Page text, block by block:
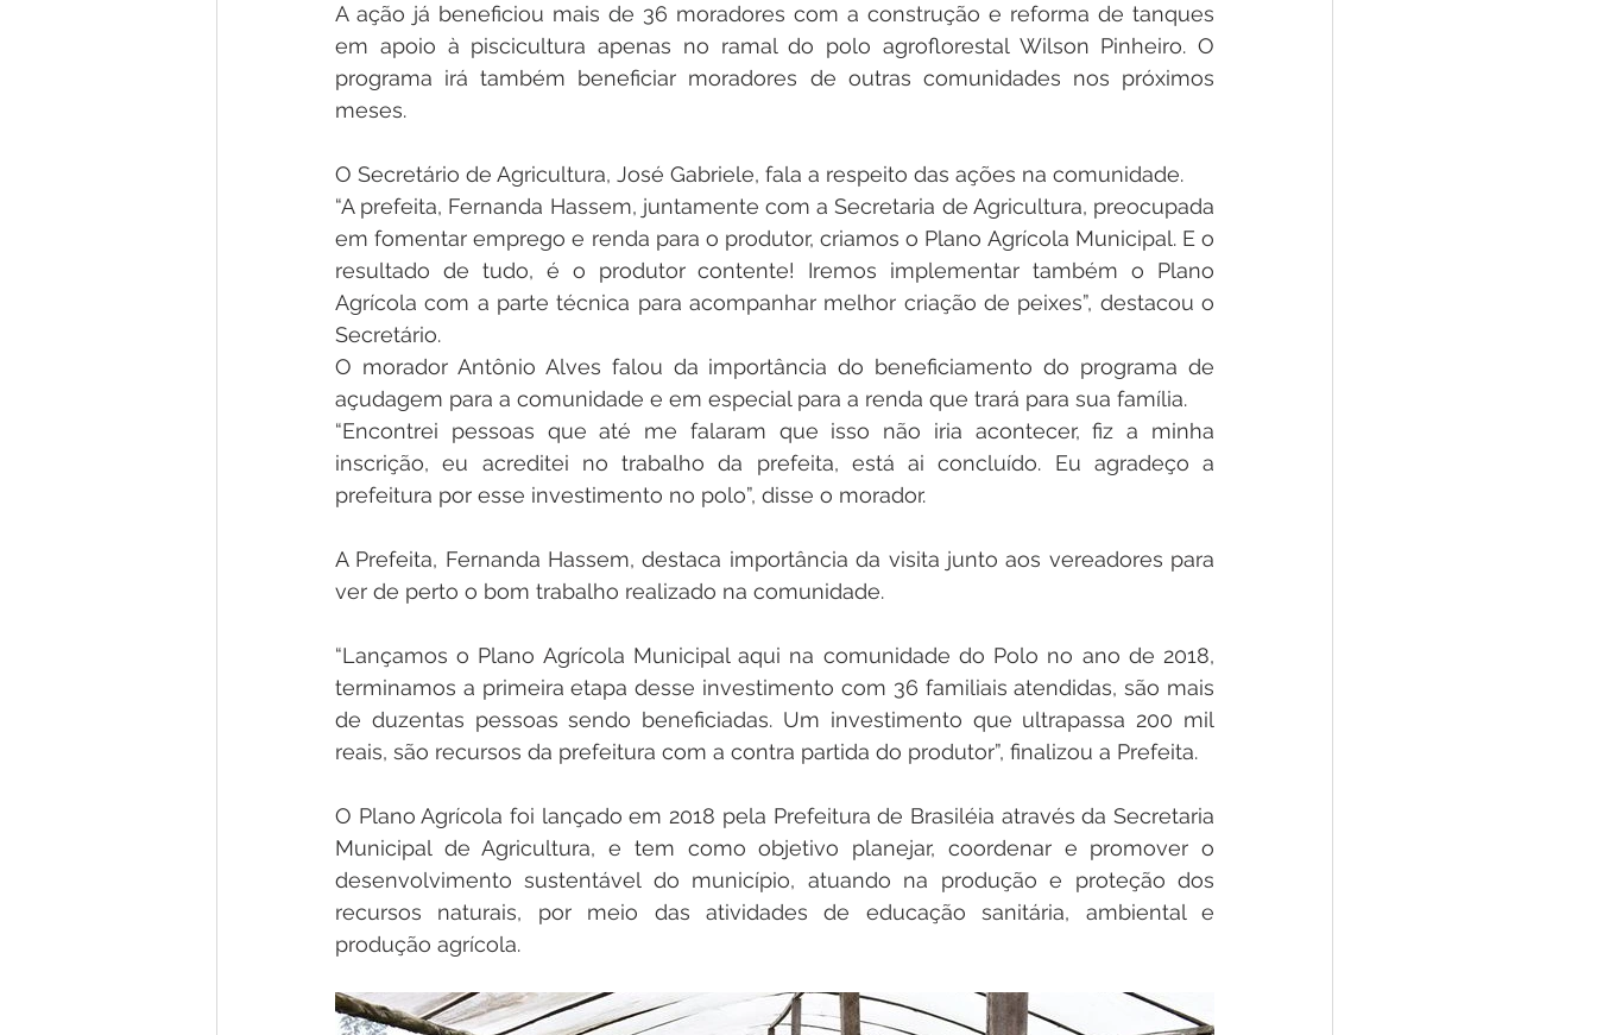
A ação já beneficiou mais de 36 moradores com a construção e reforma de tanques
em apoio à piscicultura apenas no ramal do polo agroflorestal Wilson Pinheiro. O
programa irá também beneficiar moradores de outras comunidades nos próximos
meses.
O Secretário de Agricultura, José Gabriele, fala a respeito das ações na comunidade.
“A prefeita, Fernanda Hassem, juntamente com a Secretaria de Agricultura, preocupada
em fomentar emprego e renda para o produtor, criamos o Plano Agrícola Municipal. E o
resultado de tudo, é o produtor contente! Iremos implementar também o Plano
Agrícola com a parte técnica para acompanhar melhor criação de peixes”, destacou o
Secretário.
O morador Antônio Alves falou da importância do beneficiamento do programa de
açudagem para a comunidade e em especial para a renda que trará para sua família.
“Encontrei pessoas que até me falaram que isso não iria acontecer, fiz a minha
inscrição, eu acreditei no trabalho da prefeita, está ai concluído. Eu agradeço a
prefeitura por esse investimento no polo”, disse o morador.
A Prefeita, Fernanda Hassem, destaca importância da visita junto aos vereadores para
ver de perto o bom trabalho realizado na comunidade.
“Lançamos o Plano Agrícola Municipal aqui na comunidade do Polo no ano de 2018,
terminamos a primeira etapa desse investimento com 36 familiais atendidas, são mais
de duzentas pessoas sendo beneficiadas. Um investimento que ultrapassa 200 mil
reais, são recursos da prefeitura com a contra partida do produtor”, finalizou a Prefeita.
O Plano Agrícola foi lançado em 2018 pela Prefeitura de Brasiléia através da Secretaria
Municipal de Agricultura, e tem como objetivo planejar, coordenar e promover o
desenvolvimento sustentável do município, atuando na produção e proteção dos
recursos naturais, por meio das atividades de educação sanitária, ambiental e
produção agrícola.